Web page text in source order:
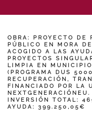
OBRA: PROYECTO DE
PÚBLICO EN MORA
ACOGIDO A LAS
PROYECTOS
LIMPIA EN
(PROGRAMA DUS
RECUPERACIÓN,
FINANCIADO POR LA
NEXTGENERACIÓNEU.
INVERSIÓN TOTAL:
AYUDA: 399.250,05€